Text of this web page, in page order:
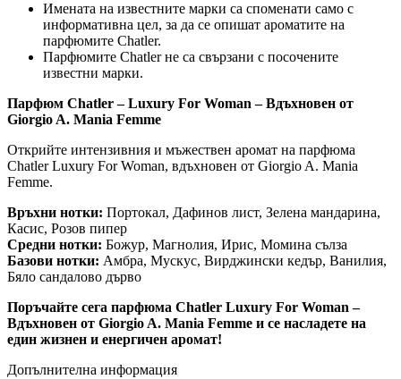
Имената на известните марки са споменати само с
информативна цел, за да се опишат ароматите на
парфюмите Chatler.
Парфюмите Chatler не са свързани с посочените
известни марки.
Парфюм Chatler – Luxury For Woman – Вдъхновен от
Giorgio A. Mania Femme
Открийте интензивния и мъжествен аромат на парфюма
Chatler Luxury For Woman, вдъхновен от Giorgio A. Mania
Femme.
Връхни нотки: Портокал, Дафинов лист, Зелена мандарина,
Касис, Розов пипер
Средни нотки: Божур, Магнолия, Ирис, Момина сълза
Базови нотки: Амбра, Мускус, Вирджински кедър, Ванилия,
Бяло сандалово дърво
Поръчайте сега парфюма Chatler Luxury For Woman –
Вдъхновен от Giorgio A. Mania Femme и се насладете на
един жизнен и енергичен аромат!
Допълнителна информация